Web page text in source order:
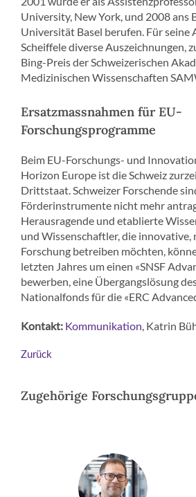
University, New York, und 2008 ans
Universität Basel berufen. Für seine
Scheiffele diverse Auszeichnungen,
Bing-Preis der Schweizerischen
Medizinischen Wissenschaften
Ersatzmassnahmen für EU-
Forschungsprogramme
Beim EU-Forschungs- und
Horizon Europe ist die Schweiz
Drittstaat. Schweizer Forschende
Förderinstrumente nicht mehr
Herausragende und etablierte
und Wissenschaftler, die innovative,
Forschung betreiben möchten,
letzten Jahres um einen «SNSF
bewerben, eine Übergangslösung
Nationalfonds für die «ERC
Kontakt: Kommunikation , Katrin
Zurück
Zugehörige